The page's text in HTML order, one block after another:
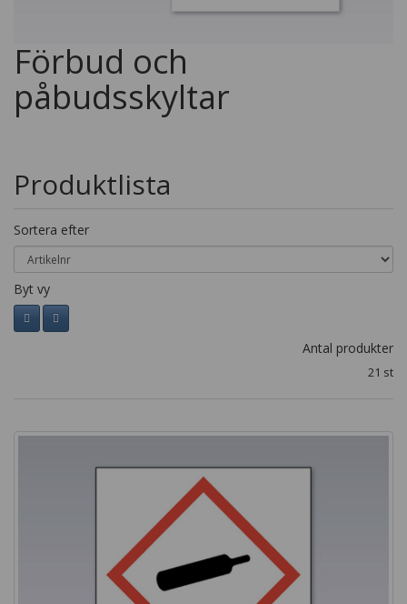
Förbud och
påbudsskyltar
Produktlista
Sortera efter
Byt vy
Antal produkter
21 st